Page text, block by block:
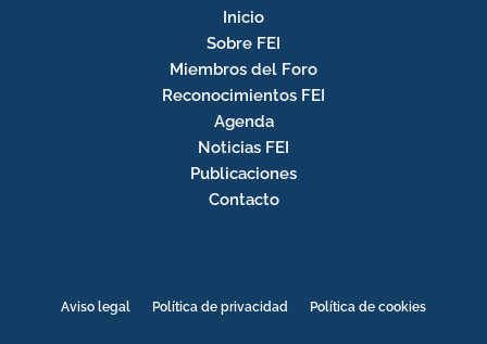
Inicio
Sobre FEI
Miembros del Foro
Reconocimientos FEI
Agenda
Noticias FEI
Publicaciones
Contacto
Aviso legal Política de privacidad Política de cookies